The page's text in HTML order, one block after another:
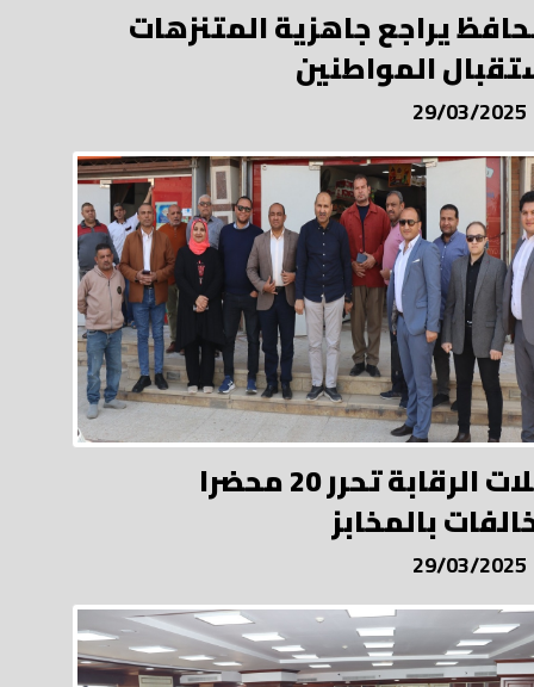
يراجع جاهزية المتنزهات
المواطنين
29/03/2025
حملات الرقابة تحرر 20 محضرا
بالمخابز
29/03/2025